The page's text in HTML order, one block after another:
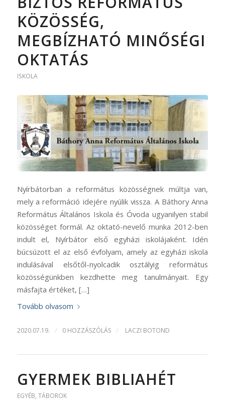
KÖZÖSSÉG,
MEGBÍZHATÓ MINŐSÉGI
OKTATÁS
ISKOLA
Nyírbátorban a református közösségnek múltja van,
mely a reformáció idejére nyúlik vissza. A Báthory Anna
Református Általános Iskola és Óvoda ugyanilyen stabil
közösséget formál. Az oktató-nevelő munka 2012-ben
indult el, Nyírbátor első egyházi iskolájaként. Idén
búcsúzott el az első évfolyam, amely az egyházi iskola
indulásával elsőtől-nyolcadik osztályig református
közösségünkben kezdhette meg tanulmányait. Egy
másfajta értéket, […]
Tovább olvasom
2020.07.19. / 0 HOZZÁSZÓLÁS / LACZI BOTOND
GYERMEK BIBLIAHÉT
EGYÉB, TÁBOROK